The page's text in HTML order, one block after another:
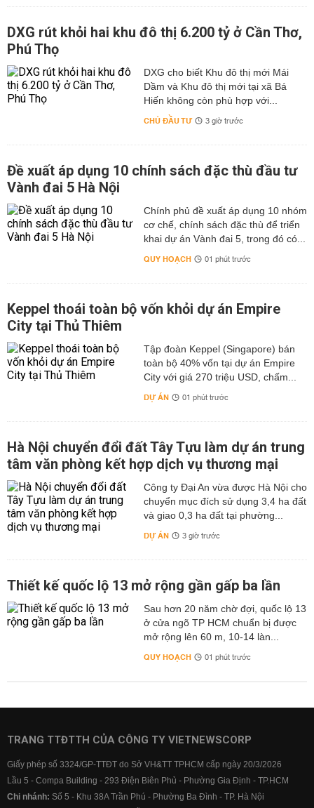
DXG rút khỏi hai khu đô thị 6.200 tỷ ở Cần Thơ,
Phú Thọ
DXG cho biết Khu đô thị mới Mái
Dầm và Khu đô thị mới tại xã Bá
Hiến không còn phù hợp với...
CHỦ ĐẦU TƯ 3 giờ trước
Đề xuất áp dụng 10 chính sách đặc thù đầu tư
Vành đai 5 Hà Nội
Chính phủ đề xuất áp dụng 10 nhóm
cơ chế, chính sách đặc thù để triển
khai dự án Vành đai 5, trong đó có...
QUY HOẠCH 01 phút trước
Keppel thoái toàn bộ vốn khỏi dự án Empire
City tại Thủ Thiêm
Tập đoàn Keppel (Singapore) bán
toàn bộ 40% vốn tại dự án Empire
City với giá 270 triệu USD, chấm...
DỰ ÁN 01 phút trước
Hà Nội chuyển đổi đất Tây Tựu làm dự án trung
tâm văn phòng kết hợp dịch vụ thương mại
Công ty Đại An vừa được Hà Nội cho
chuyển mục đích sử dụng 3,4 ha đất
và giao 0,3 ha đất tại phường...
DỰ ÁN 3 giờ trước
Thiết kế quốc lộ 13 mở rộng gần gấp ba lần
Sau hơn 20 năm chờ đợi, quốc lộ 13
ở cửa ngõ TP HCM chuẩn bị được
mở rộng lên 60 m, 10-14 làn...
QUY HOẠCH 01 phút trước
TRANG TTĐTTH CỦA CÔNG TY VIETNEWSCORP
Giấy phép số 3324/GP-TTĐT do Sở VH&TT TPHCM cấp ngày 20/3/2026
Lầu 5 - Compa Building - 293 Điện Biên Phủ - Phường Gia Định - TP.HCM
Chi nhánh: Số 5 - Khu 38A Trần Phú - Phường Ba Đình - TP. Hà Nội